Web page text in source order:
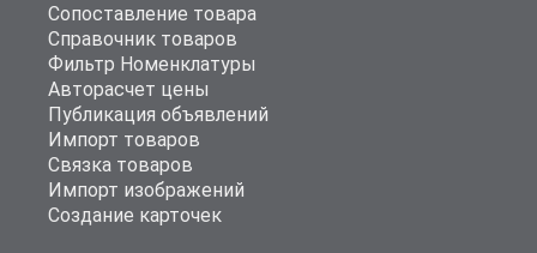
Сопоставление товара
Справочник товаров
Фильтр Номенклатуры
Авторасчет цены
Публикация объявлений
Импорт товаров
Связка товаров
Импорт изображений
Создание карточек